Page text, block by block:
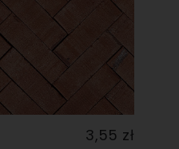
3,55 zł